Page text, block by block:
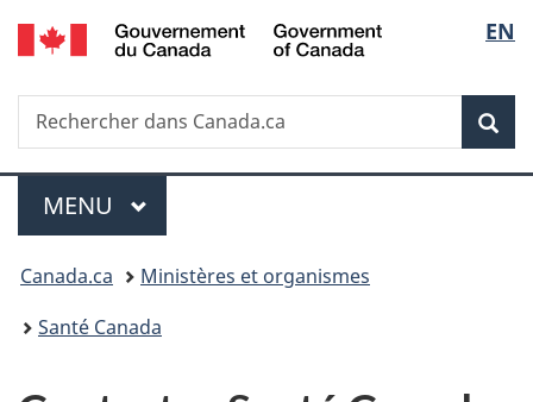
Passer
au
principal
Passer
à
Au
du
Passer
à
version
simplifiée
de
la
EN
Recherche
Rechercher
dans
Menu
MENU PRINCIPAL
Vous
êtes
Canada.ca
Ministères et organismes
Santé Canada